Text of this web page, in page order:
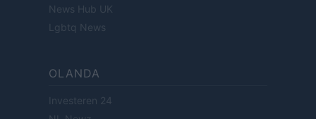
News Hub UK
Lgbtq News
OLANDA
Investeren 24